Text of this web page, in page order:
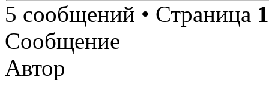
5 сообщений • Страница 1
Сообщение
Автор